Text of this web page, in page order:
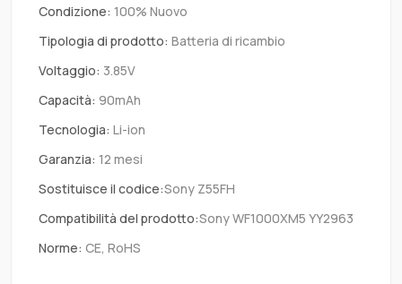
Condizione: 100% Nuovo
Tipologia di prodotto: Batteria di ricambio
Voltaggio: 3.85V
Capacità: 90mAh
Tecnologia: Li-ion
Garanzia: 12 mesi
Sostituisce il codice:Sony Z55FH
Compatibilità del prodotto:Sony WF1000XM5 YY2963
Norme: CE, RoHS